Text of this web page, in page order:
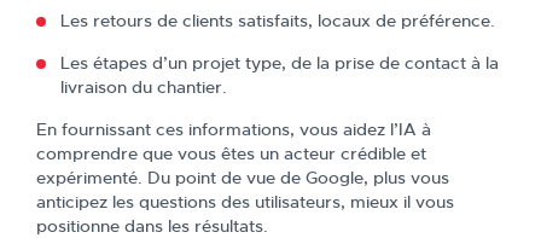
Les retours de clients satisfaits, locaux de préférence.
Les étapes d’un projet type, de la prise de contact à la
livraison du chantier.
En fournissant ces informations, vous aidez l’IA à
comprendre que vous êtes un acteur crédible et
expérimenté. Du point de vue de Google, plus vous
anticipez les questions des utilisateurs, mieux il vous
positionne dans les résultats.